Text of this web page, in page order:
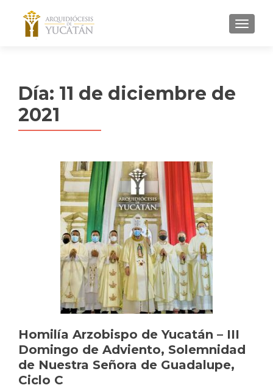
MENU
Día: 11 de diciembre de
2021
Homilía Arzobispo de Yucatán – III
Domingo de Adviento, Solemnidad
de Nuestra Señora de Guadalupe,
Ciclo C